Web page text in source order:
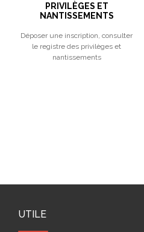
PRIVILÈGES ET
NANTISSEMENTS
Déposer une inscription, consulter
le registre des privilèges et
nantissements
UTILE